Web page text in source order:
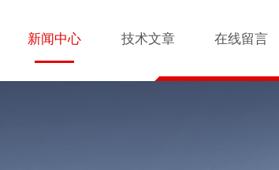
新闻中心 技术文章 在线留言